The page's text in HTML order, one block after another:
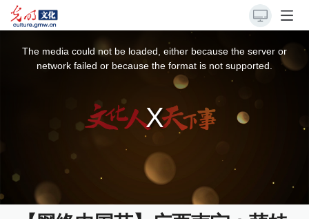
The media could not be loaded, either because the server or
network failed or because the format is not supported.